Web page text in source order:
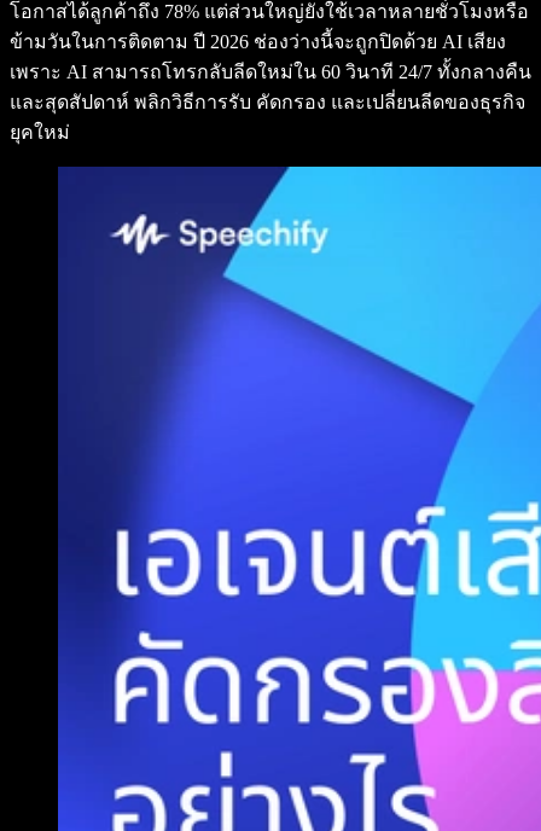
โอกาสได้ลูกค้าถึง 78% แต่ส่วนใหญ่ยังใช้เวลาหลายชั่วโมงหรือ
ข้ามวันในการติดตาม ปี 2026 ช่องว่างนี้จะถูกปิดด้วย AI เสียง
เพราะ AI สามารถโทรกลับลีดใหม่ใน 60 วินาที 24/7 ทั้งกลางคืน
และสุดสัปดาห์ พลิกวิธีการรับ คัดกรอง และเปลี่ยนลีดของธุรกิจ
ยุคใหม่